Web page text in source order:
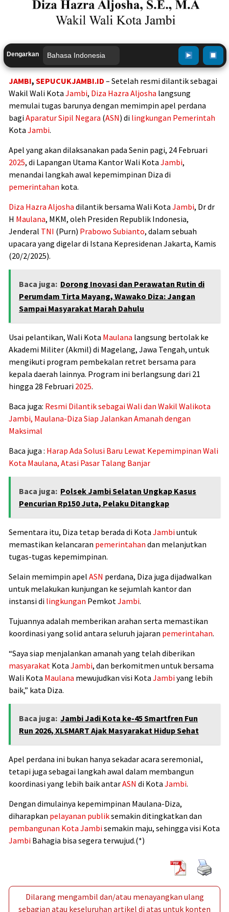
Dengarkan
JAMBI, SEPUCUKJAMBI.ID – Setelah resmi dilantik sebagai
Wakil Wali Kota Jambi, Diza Hazra Aljosha langsung
memulai tugas barunya dengan memimpin apel perdana
bagiAparatur Sipil Negara (ASN) di lingkungan Pemerintah
Kota Jambi.
Apel yang akan dilaksanakan pada Senin pagi, 24 Februari
2025, di Lapangan Utama Kantor Wali Kota Jambi,
menandai langkah awal kepemimpinan Diza di
pemerintahan kota.
Diza Hazra Aljosha dilantik bersama Wali Kota Jambi, Dr dr
H Maulana, MKM, oleh Presiden Republik Indonesia,
Jenderal TNI (Purn) Prabowo Subianto, dalam sebuah
upacara yang digelar di Istana Kepresidenan Jakarta, Kamis
(20/2/2025).
Baca juga: Dorong Inovasi dan Perawatan Rutin di
Perumdam Tirta Mayang, Wawako Diza: Jangan
Sampai Masyarakat Marah Dahulu
Usai pelantikan, Wali Kota Maulana langsung bertolak ke
Akademi Militer (Akmil) di Magelang, Jawa Tengah, untuk
mengikuti program pembekalan retret bersama para
kepala daerah lainnya. Program ini berlangsung dari 21
hingga 28 Februari 2025.
Baca juga: Resmi Dilantik sebagai Wali dan Wakil Walikota
Jambi, Maulana-Diza Siap Jalankan Amanah dengan
Maksimal
Baca juga : Harap Ada Solusi Baru Lewat Kepemimpinan Wali
Kota Maulana, Atasi Pasar Talang Banjar
Baca juga: Polsek Jambi Selatan Ungkap Kasus
Pencurian Rp150 Juta, Pelaku Ditangkap
Sementara itu, Diza tetap berada di Kota Jambiuntuk
memastikan kelancaran pemerintahan dan melanjutkan
tugas-tugas kepemimpinan.
Selain memimpin apel ASN perdana, Diza juga dijadwalkan
untuk melakukan kunjungan ke sejumlah kantor dan
instansi di lingkungan PemkotJambi.
Tujuannya adalah memberikan arahan serta memastikan
koordinasi yang solid antara seluruh jajaran pemerintahan.
“Saya siap menjalankan amanah yang telah diberikan
masyarakat Kota Jambi, dan berkomitmen untuk bersama
Wali Kota Maulana mewujudkan visi Kota Jambiyang lebih
baik,” kata Diza.
Baca juga: Jambi Jadi Kota ke-45 Smartfren Fun
Run 2026, XLSMART Ajak Masyarakat Hidup Sehat
Apel perdana ini bukan hanya sekadar acara seremonial,
tetapi juga sebagai langkah awal dalam membangun
koordinasi yang lebih baik antarASN di Kota Jambi.
Dengan dimulainya kepemimpinan Maulana-Diza,
diharapkan pelayanan publiksemakin ditingkatkan dan
pembangunan Kota Jambisemakin maju, sehingga visi Kota
Jambi Bahagia bisa segera terwujud.(*)
Dilarang mengambil dan/atau menayangkan ulang
sebagian atau keseluruhan artikel di atas untuk konten